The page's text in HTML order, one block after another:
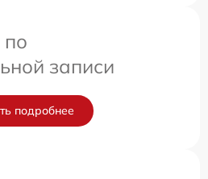
записи
подробнее